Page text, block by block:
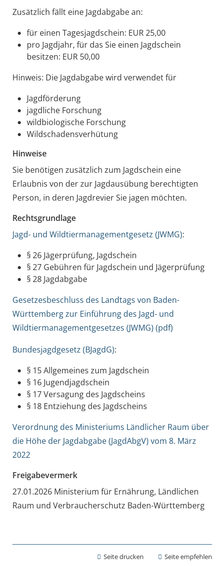
Zusätzlich fällt eine Jagdabgabe an:
für einen Tagesjagdschein: EUR 25,00
pro Jagdjahr, für das Sie einen Jagdschein
besitzen: EUR 50,00
Hinweis: Die Jagdabgabe wird verwendet für
Jagdförderung
jagdliche Forschung
wildbiologische Forschung
Wildschadensverhütung
Hinweise
Sie benötigen zusätzlich zum Jagdschein eine
Erlaubnis von der zur Jagdausübung berechtigten
Person, in deren Jagdrevier Sie jagen möchten.
Rechtsgrundlage
Jagd- und Wildtiermanagementgesetz (JWMG):
§ 26 Jägerprüfung, Jagdschein
§ 27 Gebühren für Jagdschein und Jägerprüfung
§ 28 Jagdabgabe
Gesetzesbeschluss des Landtags von Baden-
Württemberg zur Einführung des Jagd- und
Wildtiermanagementgesetzes (JWMG) (pdf)
Bundesjagdgesetz (BJagdG):
§ 15 Allgemeines zum Jagdschein
§ 16 Jugendjagdschein
§ 17 Versagung des Jagdscheins
§ 18 Entziehung des Jagdscheins
Verordnung des Ministeriums Ländlicher Raum über
die Höhe der Jagdabgabe (JagdAbgV) vom 8. März
2022
Freigabevermerk
27.01.2026 Ministerium für Ernährung, Ländlichen
Raum und Verbraucherschutz Baden-Württemberg
Seite drucken Seite empfehlen